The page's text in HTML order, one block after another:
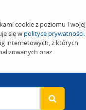
cookie z poziomu Twojej
się w polityce prywatności.
internetowych, z których
oraz